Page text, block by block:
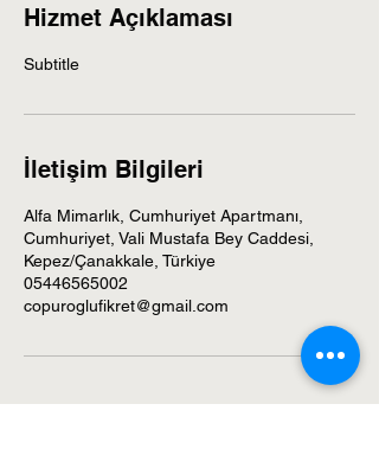
Hizmet Açıklaması
Subtitle
İletişim Bilgileri
Alfa Mimarlık, Cumhuriyet Apartmanı,
Cumhuriyet, Vali Mustafa Bey Caddesi,
Kepez/Çanakkale, Türkiye
05446565002
copuroglufikret@gmail.com